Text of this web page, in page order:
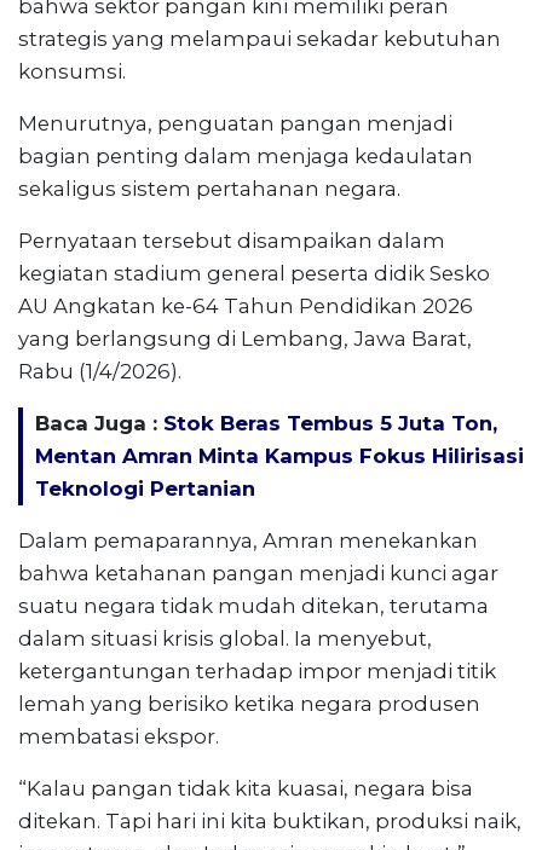
bahwa sektor pangan kini memiliki peran
strategis yang melampaui sekadar kebutuhan
konsumsi.
Menurutnya, penguatan pangan menjadi
bagian penting dalam menjaga kedaulatan
sekaligus sistem pertahanan negara.
Pernyataan tersebut disampaikan dalam
kegiatan stadium general peserta didik Sesko
AU Angkatan ke-64 Tahun Pendidikan 2026
yang berlangsung di Lembang, Jawa Barat,
Rabu (1/4/2026).
Baca Juga : Stok Beras Tembus 5 Juta Ton,
Mentan Amran Minta Kampus Fokus Hilirisasi
Teknologi Pertanian
Dalam pemaparannya, Amran menekankan
bahwa ketahanan pangan menjadi kunci agar
suatu negara tidak mudah ditekan, terutama
dalam situasi krisis global. Ia menyebut,
ketergantungan terhadap impor menjadi titik
lemah yang berisiko ketika negara produsen
membatasi ekspor.
“Kalau pangan tidak kita kuasai, negara bisa
ditekan. Tapi hari ini kita buktikan, produksi naik,